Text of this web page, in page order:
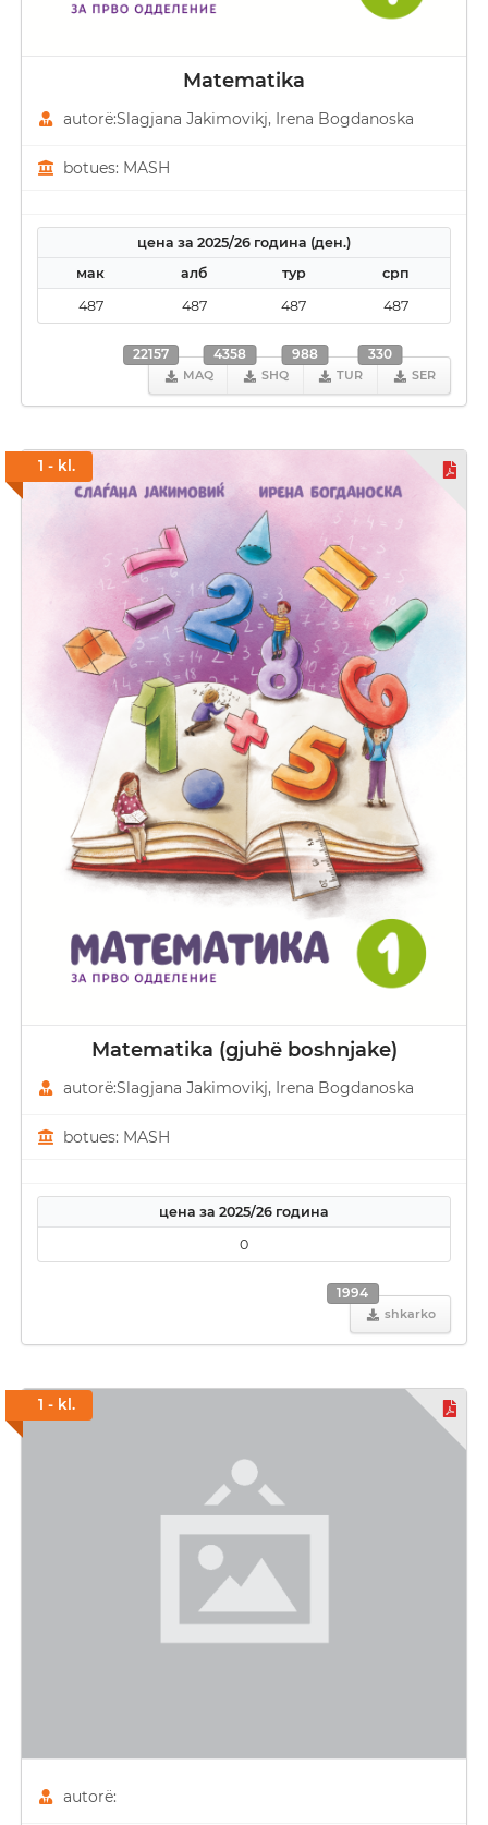
Matematika
autorë:Slagjana Јakimovikj, Irena Bogdanoska
botues: MASH
цена за 2025/26 година (ден.)
мак
алб тур
срп
487
487 487 487
MAQ
22157
SHQ
4358
TUR
988
SER
330
1 - kl.
Matematika (gjuhë boshnjake)
autorë:Slagjana Јakimovikj, Irena Bogdanoska
botues: MASH
цена за 2025/26 година
0
shkarko
1994
1 - kl.
autorë: